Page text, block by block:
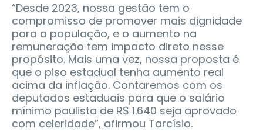
“Desde 2023, nossa gestão tem o
compromisso de promover mais dignidade
para a população, e o aumento na
remuneração tem impacto direto nesse
propósito. Mais uma vez, nossa proposta é
que o piso estadual tenha aumento real
acima da inflação. Contaremos com os
deputados estaduais para que o salário
mínimo paulista de R$ 1.640 seja aprovado
com celeridade”, afirmou Tarcísio.